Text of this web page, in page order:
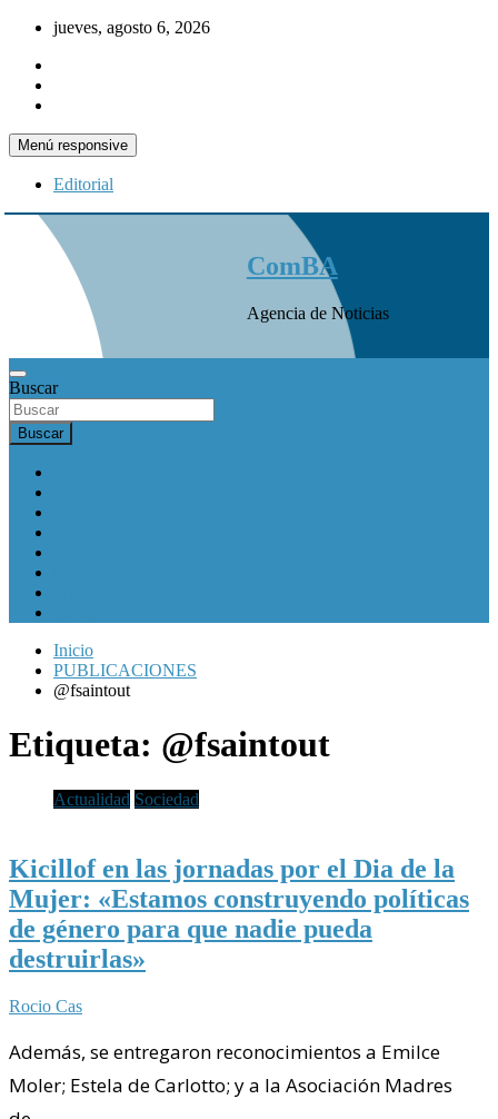
Saltar
contenido
jueves, agosto 6, 2026
Menú responsive
Editorial
ComBA
Agencia de Noticias
Buscar
Buscar
Inicio
PUBLICACIONES
@fsaintout
Etiqueta: @fsaintout
Actualidad Sociedad
Kicillof en las jornadas por el Dia de la
Mujer: «Estamos construyendo políticas
de género para que nadie pueda
destruirlas»
Rocio Cas
Además, se entregaron reconocimientos a Emilce
Moler; Estela de Carlotto; y a la Asociación Madres